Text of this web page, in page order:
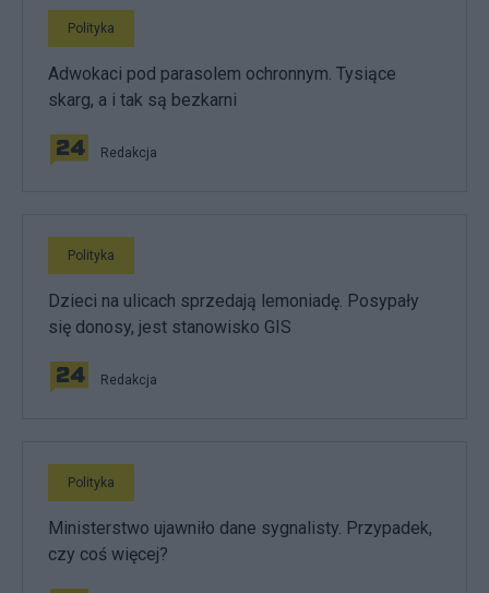
Polityka
Adwokaci pod parasolem ochronnym. Tysiące
skarg, a i tak są bezkarni
Redakcja
Polityka
Dzieci na ulicach sprzedają lemoniadę. Posypały
się donosy, jest stanowisko GIS
Redakcja
Polityka
Ministerstwo ujawniło dane sygnalisty. Przypadek,
czy coś więcej?